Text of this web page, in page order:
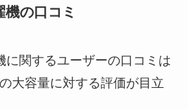
の口コミ
に関するユーザーの口コミは
大容量に対する評価が目立